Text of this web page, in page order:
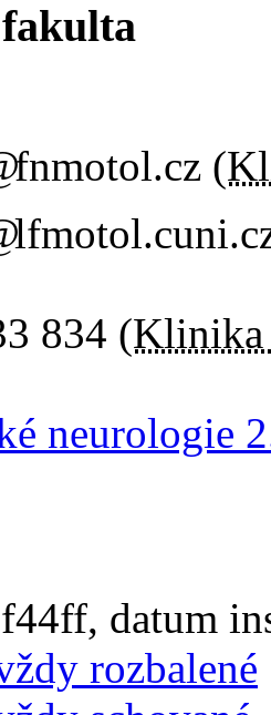
fnmotol.cz (
834 (Klinika
neurologie
datum
rozbalené